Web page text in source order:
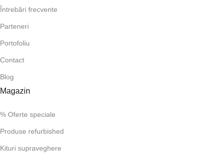
Întrebări frecvente
Parteneri
Portofoliu
Contact
Blog
Magazin
% Oferte speciale
Produse refurbished
Kituri supraveghere